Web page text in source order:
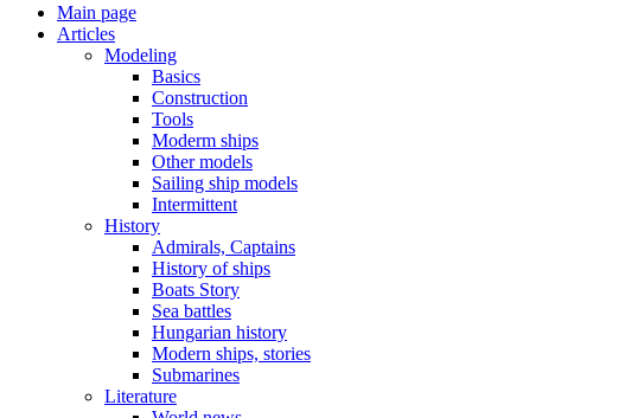
Main page
Articles
Modeling
Basics
Construction
Tools
Moderm ships
Other models
Sailing ship models
Intermittent
History
Admirals, Captains
History of ships
Boats Story
Sea battles
Hungarian history
Modern ships, stories
Submarines
Literature